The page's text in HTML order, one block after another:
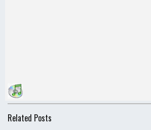
Related Posts